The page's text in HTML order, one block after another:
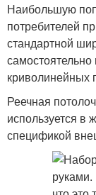
Наибольшую
потребителей
стандартной
криволинейных
Реечная
используется
спецификой